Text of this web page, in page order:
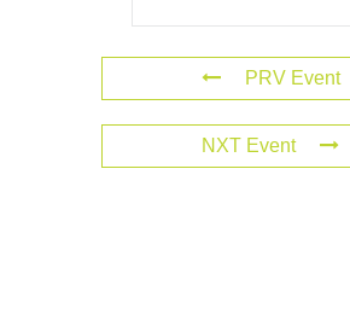
PRV Event
NXT Event